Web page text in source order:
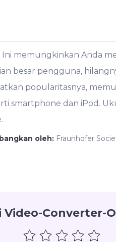
memungkinkan Anda
besar pengguna,
popularitasnya,
smartphone dan iPod.
oleh: Fraunhofer
Video-Converter-